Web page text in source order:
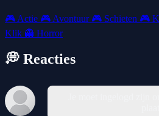
🎮 Actie 🎮 Avontuur 🎮 Schieten 🎮
Klik 👻 Horror
💭 Reacties